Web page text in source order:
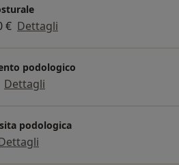
un’ecogafia di supporto
€ Dettagli
podologico
Dettagli
podologica